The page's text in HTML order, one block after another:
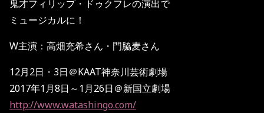
鬼才フィリップ・ドゥクフレの演出で
ミュージカルに！
W主演：高畑充希さん・門脇麦さん
12月2日・3日＠KAAT神奈川芸術劇場
2017年1月8日～1月26日＠新国立劇場
http://www.watashingo.com/